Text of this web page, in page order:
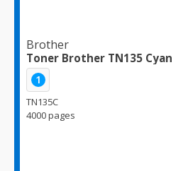
Brother
Toner Brother TN135 Cyan
1
TN135C
4000 pages